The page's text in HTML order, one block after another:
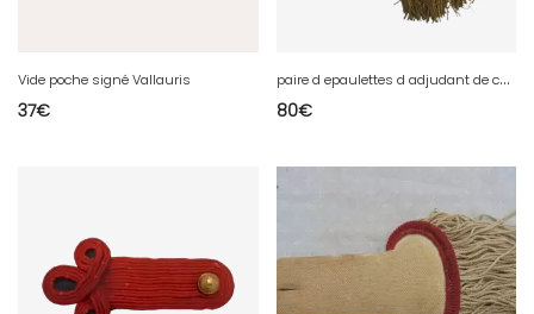
Vide poche signé Vallauris
37€
p
aire d epaulettes d adjudant de chasseur a pied de 1 guerre
80€